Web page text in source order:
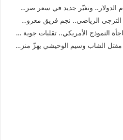
وتغيّر جديد في سعر صرف اليورو
نجم فريق معروف على أعتاب باب سويقة!
تقلبات جوية قادمة في هذا التاريخ!
الوحيشي يهزّ منزل بوزلفة والأمن يتحرك سريعًا